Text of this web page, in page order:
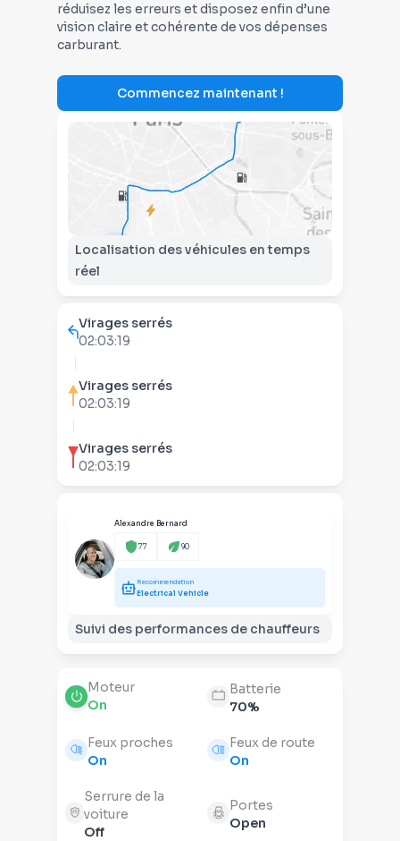
réduisez les erreurs et disposez enfin d’une
vision claire et cohérente de vos dépenses
carburant.
Commencez maintenant !
Localisation des véhicules en temps
réel
Virages serrés
02:03:19
Virages serrés
02:03:19
Virages serrés
02:03:19
Alexandre Bernard
77 90
Recommendation
Electrical Vehicle
Suivi des performances de chauffeurs
Moteur
On
Batterie
70%
Feux proches
On
Feux de route
On
Serrure de la
voiture
Off
Portes
Open